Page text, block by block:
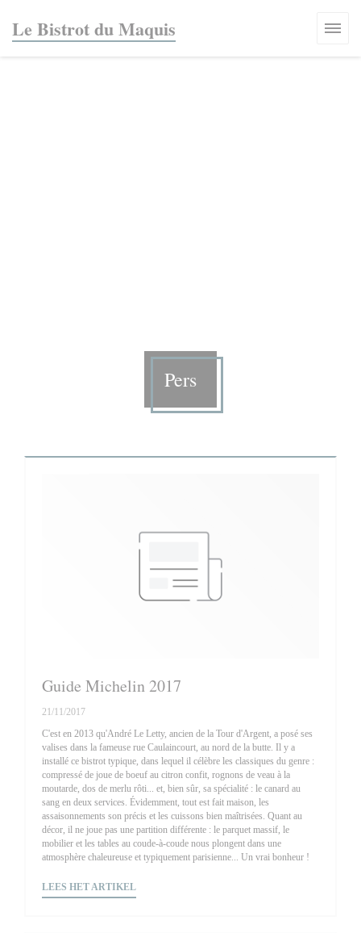
Le Bistrot du Maquis
Pers
Guide Michelin 2017
21/11/2017
C'est en 2013 qu'André Le Letty, ancien de la Tour d'Argent, a posé ses
valises dans la fameuse rue Caulaincourt, au nord de la butte. Il y a
installé ce bistrot typique, dans lequel il célèbre les classiques du genre :
compressé de joue de boeuf au citron confit, rognons de veau à la
moutarde, dos de merlu rôti... et, bien sûr, sa spécialité : le canard au
sang en deux services. Évidemment, tout est fait maison, les
assaisonnements son précis et les cuissons bien maîtrisées. Quant au
décor, il ne joue pas une partition différente : le parquet massif, le
mobilier et les tables au coude-à-coude nous plongent dans une
atmosphère chaleureuse et typiquement parisienne... Un vrai bonheur !
LEES HET ARTIKEL((OPENT IN EEN NIEUW VENSTER))